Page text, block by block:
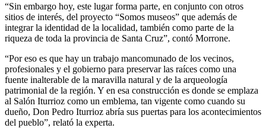
“Sin embargo hoy, este lugar forma parte, en conjunto con otros
sitios de interés, del proyecto “Somos museos” que además de
integrar la identidad de la localidad, también como parte de la
riqueza de toda la provincia de Santa Cruz”, contó Morrone.
“Por eso es que hay un trabajo mancomunado de los vecinos,
profesionales y el gobierno para preservar las raíces como una
fuente inalterable de la maravilla natural y de la arqueología
patrimonial de la región. Y en esa construcción es donde se emplaza
al Salón Iturrioz como un emblema, tan vigente como cuando su
dueño, Don Pedro Iturrioz abría sus puertas para los acontecimientos
del pueblo”, relató la experta.